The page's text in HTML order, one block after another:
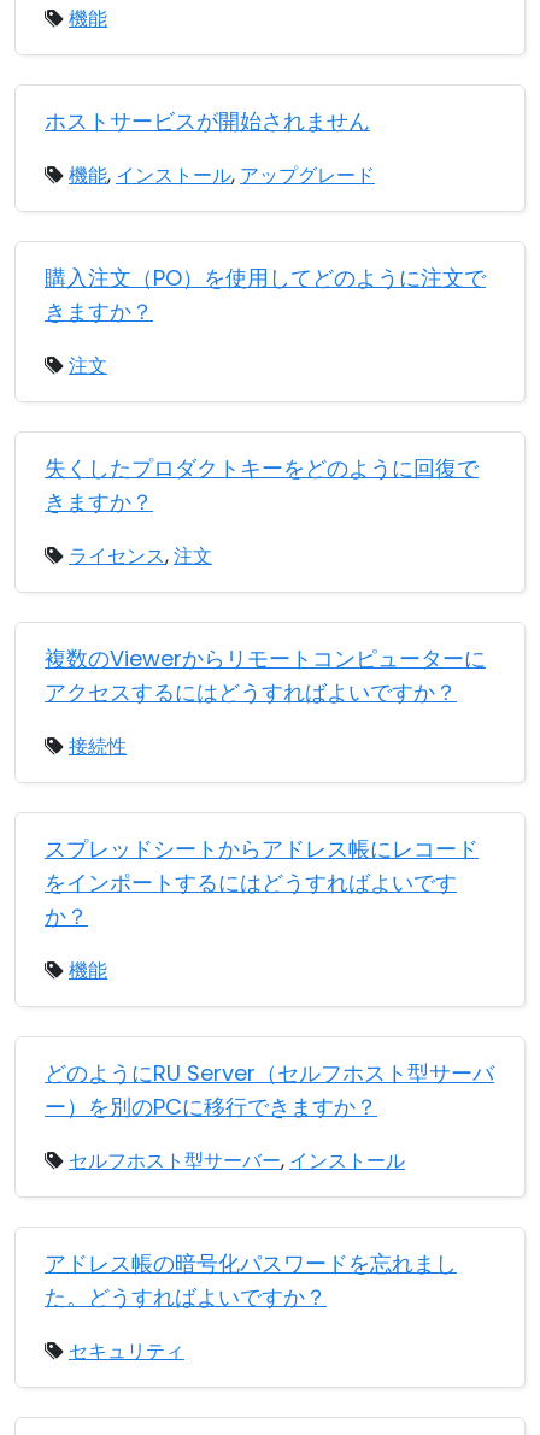
機能
ホストサービスが開始されません
機能, インストール, アップグレード
購入注文（PO）を使用してどのように注文で
きますか？
注文
失くしたプロダクトキーをどのように回復で
きますか？
ライセンス,注文
複数のViewerからリモートコンピューターに
アクセスするにはどうすればよいですか？
接続性
スプレッドシートからアドレス帳にレコード
をインポートするにはどうすればよいです
か？
機能
どのようにRU Server（セルフホスト型サーバ
ー）を別のPCに移行できますか？
セルフホスト型サーバー, インストール
アドレス帳の暗号化パスワードを忘れまし
た。どうすればよいですか？
セキュリティ